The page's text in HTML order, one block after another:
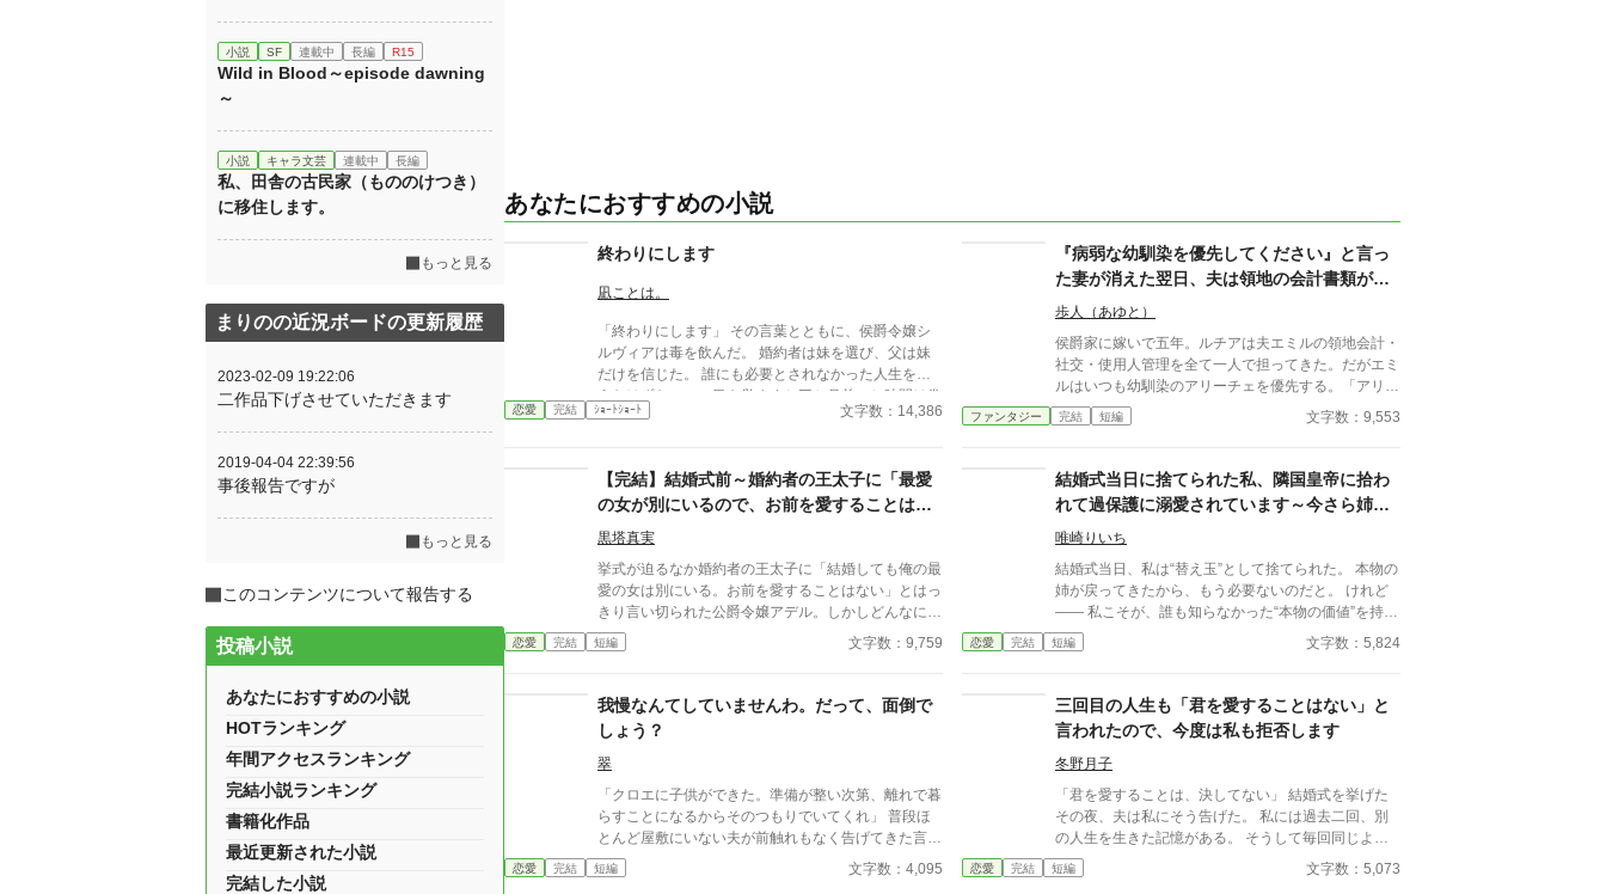
あなたにおすすめの小説
終わりにします
凪ことは。
「終わりにします」 その言葉とともに、侯爵令嬢シ
ルヴィアは毒を飲んだ。 婚約者は妹を選び、父は妹
だけを信じた。 誰にも必要とされなかった人生を終
えたはずなのに、目を覚ますと三か月前へと時間は巻
き戻っていた。 もう、誰かに愛されるためだけに生
分自身の人生を取り戻すための物語。
恋愛 完結 ｼｮｰﾄｼｮｰﾄ 文字数：14,386
『病弱な幼馴染を優先してください』と言っ
た妻が消えた翌日、夫は領地の会計書類が全
て白紙になっていることに気づいた
歩人（あゆと）
侯爵家に嫁いで五年。ルチアは夫エミルの領地会計・
社交・使用人管理を全て一人で担ってきた。だがエミ
ルはいつも幼馴染のアリーチェを優先する。「アリー
チェは体が弱いんだ、お前とは違う」——その言葉を
百回聞いた日、ルチアは微笑んで離縁届に署名した。
に」。翌朝、エミルが目にしたのは——税務報告の締
切、領民からの陳情の山、そして紅茶の淹れ方すら知
らない自分。三ヶ月後、かつて「地味な妻」と呼ばれ
たルチアは、辺境伯の財務顧問として辣腕を振るって
いた。
ファンタジー 完結 短編 文字数：9,553
【完結】結婚式前～婚約者の王太子に「最愛
の女が別にいるので、お前を愛することはな
い」と言われました～
黒塔真実
挙式が迫るなか婚約者の王太子に「結婚しても俺の最
愛の女は別にいる。お前を愛することはない」とはっ
きり言い切られた公爵令嬢アデル。しかしどんなに婚
約者としてないがしろにされても女性としての誇りを
傷つけられても彼女は平気だった。なぜなら大切な
卒業ダンスパーティーの夜、アデルはかつてない、世
にも酷い仕打ちを受けるのだった―― ※神視点。■
なろうにも別タイトルで重複投稿←【ジャンル日間4
位】。
恋愛 完結 短編 文字数：9,759
結婚式当日に捨てられた私、隣国皇帝に拾わ
れて過保護に溺愛されています～今さら姉を
選んだ王子が後悔しても手遅れです～
唯崎りいち
結婚式当日、私は“替え玉”として捨てられた。 本物の
姉が戻ってきたから、もう必要ないのだと。 けれど
—— 私こそが、誰も知らなかった“本物の価値”を持っ
ていた。 世界でただ一人、すべてを癒す力。 そし
て、その価値を知るただ一人の人が、皇帝となって私
当に必要とされる場所へ辿り着く物語。
恋愛 完結 短編 文字数：5,824
我慢なんてしていませんわ。だって、面倒で
しょう？
翠
「クロエに子供ができた。準備が整い次第、離れで暮
らすことになるからそのつもりでいてくれ」 普段ほ
とんど屋敷にいない夫が前触れもなく告げてきた言葉
をきっかけに、レティシアは“三年間”の契約を終わら
せることにした。 赤の他人を屋敷に迎えることはし
恋愛 完結 短編 文字数：4,095
三回目の人生も「君を愛することはない」と
言われたので、今度は私も拒否します
冬野月子
「君を愛することは、決してない」 結婚式を挙げた
その夜、夫は私にそう告げた。 私には過去二回、別
の人生を生きた記憶がある。 そうして毎回同じよう
に言われてきた。 逃げた一回目、我慢した二回目。
いずれも上手くいかなかった。 だから今回は。
恋愛 完結 短編 文字数：5,073
小説 SF 連載中 長編 R15
Wild in Blood～episode dawning
～
小説 キャラ文芸 連載中 長編
私、田舎の古民家（もののけつき）
に移住します。
もっと見る
まりのの近況ボードの更新履歴
2023-02-09 19:22:06
二作品下げさせていただきます
2019-04-04 22:39:56
事後報告ですが
もっと見る
このコンテンツについて報告する
投稿小説
あなたにおすすめの小説
HOTランキング
年間アクセスランキング
完結小説ランキング
書籍化作品
最近更新された小説
完結した小説